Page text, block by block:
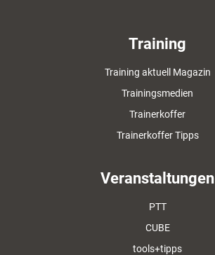
Training
Training aktuell Magazin
Trainingsmedien
Trainerkoffer
Trainerkoffer Tipps
Veranstaltungen
PTT
CUBE
tools+tipps